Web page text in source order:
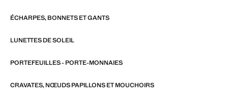
ÉCHARPES, BONNETS ET GANTS
LUNETTES DE SOLEIL
PORTEFEUILLES - PORTE-MONNAIES
CRAVATES, NŒUDS PAPILLONS ET MOUCHOIRS